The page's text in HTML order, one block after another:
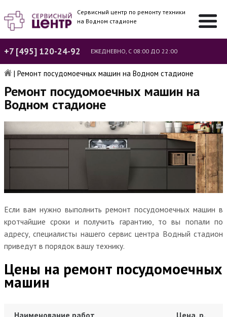
Сервисный центр по ремонту техники
на Водном стадионе
+7 [495] 120-24-92 ЕЖЕДНЕВНО, С 08:00 ДО 22:00
| Ремонт посудомоечных машин на Водном стадионе
Ремонт посудомоечных машин на
Водном стадионе
Если вам нужно выполнить ремонт посудомоечных машин в
кротчайшие сроки и получить гарантию, то вы попали по
адресу, специалисты нашего сервис центра Водный стадион
приведут в порядок вашу технику.
Цены на ремонт посудомоечных
машин
Наименование работ Цена, р.